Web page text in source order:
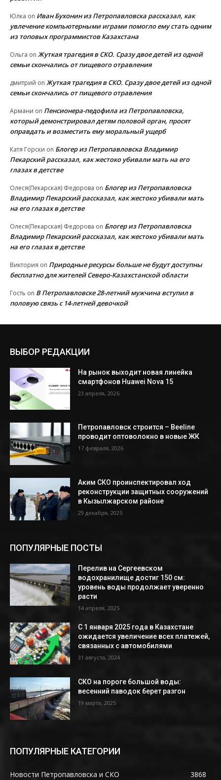
Юлка on Иван Бухонин из Петропавловска рассказал, как
увлечение компьютерными играми помогло ему стать одним
из топовых программистов Казахстана
Ольга on Жуткая трагедия в СКО. Сразу двое детей из одной
семьи скончались от пищевого отравления
дмитрий on Жуткая трагедия в СКО. Сразу двое детей из одной
семьи скончались от пищевого отравления
Армани on Пенсионера-педофила из Петропавловска,
который демонстрировал детям половой орган, просят
оправдать и возместить ему моральный ущерб
Катя Горски on Блогер из Петропавловска Владимир
Пекарский рассказал, как жестоко убивали мать на его
глазах в детстве
Олеся(Пекарская) Федорова on Блогер из Петропавловска
Владимир Пекарский рассказал, как жестоко убивали мать
на его глазах в детстве
Олеся(Пекарская) Федорова on Блогер из Петропавловска
Владимир Пекарский рассказал, как жестоко убивали мать
на его глазах в детстве
Виктория on Природные ресурсы больше не будут доступны
бесплатно для жителей Северо-Казахстанской области
Гость on В Петропавловске 28-летний мужчина вступил в
половую связь с 14-летней девочкой
ВЫБОР РЕДАКЦИИ
На рынок выходит новая линейка
смартфонов Huawei Nova 15
23 апреля, 2026
Петропавловск строится – Beeline
проводит оптоволокно в новые ЖК
17 февраля, 2026
Аким СКО проинспектировал ход
реконструкции защитных сооружений
в Кызылжарском районе
29 декабря, 2025
ПОПУЛЯРНЫЕ ПОСТЫ
Перелив на Сергеевском
водохранилище достиг 150 см:
уровень воды продолжает уверенно
расти
14 апреля, 2025
С 1 января 2025 года в Казахстане
ожидается увеличение всех платежей,
связанных с автомобилями
31 августа, 2024
СКО на пороге большой воды:
весенний паводок берет разгон
19 марта, 2025
ПОПУЛЯРНЫЕ КАТЕГОРИИ
Новости Петропавловска и СКО
3868